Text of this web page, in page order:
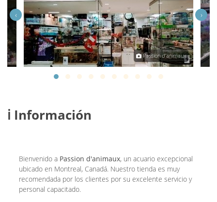
Passion d'animaux
‹ ›
ℹ️ Información
Bienvenido a Passion d'animaux, un acuario excepcional
ubicado en Montreal, Canadá. Nuestro tienda es muy
recomendada por los clientes por su excelente servicio y
personal capacitado.